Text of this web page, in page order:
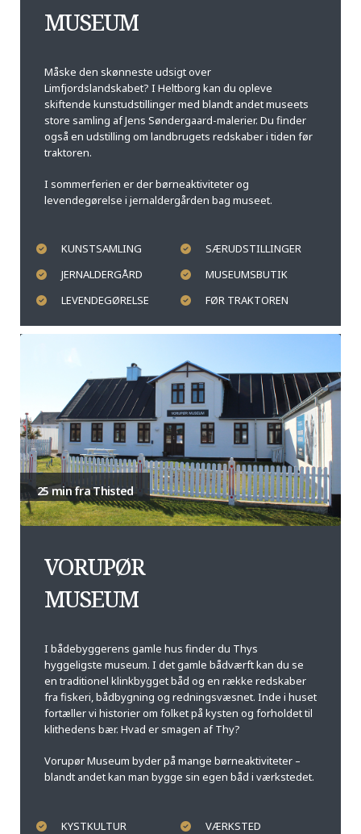
MUSEUM
Måske den skønneste udsigt over
Limfjordslandskabet? I Heltborg kan du opleve
skiftende kunstudstillinger med blandt andet museets
store samling af Jens Søndergaard-malerier. Du finder
også en udstilling om landbrugets redskaber i tiden før
traktoren.
I sommerferien er der børneaktiviteter og
levendegørelse i jernaldergården bag museet.
KUNSTSAMLING
SÆRUDSTILLINGER
JERNALDERGÅRD
MUSEUMSBUTIK
LEVENDEGØRELSE
FØR TRAKTOREN
25 min fra Thisted
VORUPØR
MUSEUM
I bådebyggerens gamle hus finder du Thys
hyggeligste museum. I det gamle bådværft kan du se
en traditionel klinkbygget båd og en række redskaber
fra fiskeri, bådbygning og redningsvæsnet. Inde i huset
fortæller vi historier om folket på kysten og forholdet til
klithedens bær. Hvad er smagen af Thy?
Vorupør Museum byder på mange børneaktiviteter –
blandt andet kan man bygge sin egen båd i værkstedet.
KYSTKULTUR
VÆRKSTED